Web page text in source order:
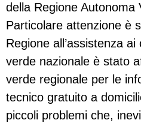
della Regione Autonoma
Particolare attenzione è
Regione all’assistenza
verde nazionale è stato
verde regionale per le
tecnico gratuito a
piccoli problemi che,